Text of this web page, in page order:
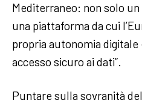
Mediterraneo: non solo
una piattaforma da cui
propria autonomia digitale
accesso sicuro ai dati”.
Puntare sulla sovranità